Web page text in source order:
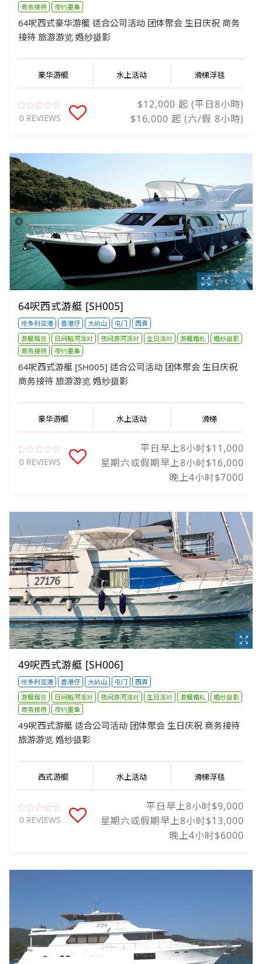
商务接待 夜钓墨鱼
64呎西式豪华游艇 适合公司活动 团体聚会 生日庆祝 商务
接待 旅游游览 婚纱摄影
豪华游艇 水上活动 滑梯浮毯
0 REVIEWS
$12,000 起 (平日8小時)
$16,000 起 (六/假 8小時)
64呎西式游艇 [SH005]
维多利亚港 香港仔 大屿山 屯门
西貢
游艇租赁
日间船河派对 夜间游河派对 生日派对 游艇婚礼
婚纱摄影
商务接待
夜钓墨鱼
64呎西式游艇 [SH005] 适合公司活动 团体聚会 生日庆祝
商务接待 旅游游览 婚纱摄影
豪华游艇 水上活动 滑梯
0 REVIEWS
平日早上8小时$11,000
星期六或假期早上8小时$16,000
晚上4小时$7000
49呎西式游艇 [SH006]
维多利亚港 香港仔 大屿山 屯门
西貢
游艇租赁
日间船河派对 夜间游河派对 生日派对 游艇婚礼
婚纱摄影
商务接待
夜钓墨鱼
49呎西式游艇 适合公司活动 团体聚会 生日庆祝 商务接待
旅游游览 婚纱摄影
西式游艇 水上活动 滑梯浮毯
0 REVIEWS
平日早上8小时$9,000
星期六或假期早上8小时$13,000
晚上4小时$6000